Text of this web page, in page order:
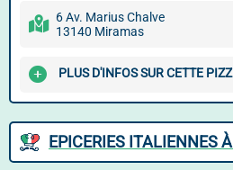
6 Av. Marius Chalve
13140 Miramas
PLUS D'INFOS SUR CETTE
EPICERIES ITALIENNES